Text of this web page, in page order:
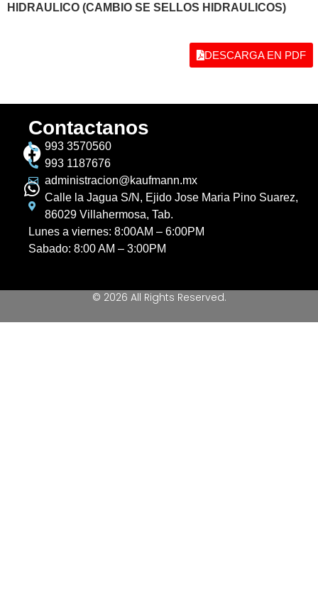
HIDRAULICO (CAMBIO SE SELLOS HIDRAULICOS)
DESCARGA EN PDF
Contactanos
993 3570560
993 1187676
administracion@kaufmann.mx
Calle la Jagua S/N, Ejido Jose Maria Pino Suarez,
86029 Villahermosa, Tab.
Lunes a viernes: 8:00AM – 6:00PM
Sabado: 8:00 AM – 3:00PM
© 2026 All Rights Reserved.